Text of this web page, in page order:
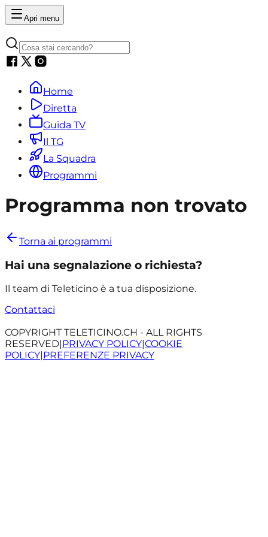
Apri menu
Home
Diretta
Guida TV
Il TG
La Squadra
Programmi
Programma non trovato
Torna ai programmi
Hai una segnalazione o richiesta?
Il team di Teleticino è a tua disposizione.
Contattaci
COPYRIGHT TELETICINO.CH - ALL RIGHTS
RESERVED|PRIVACY POLICY|COOKIE
POLICY|PREFERENZE PRIVACY